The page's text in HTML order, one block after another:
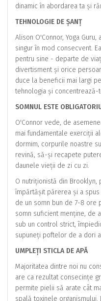
dinamic în abordarea ta și
TEHNOLOGIE DE ȘANȚ
Alison O'Connor, Yoga
singur în mod consecvent.
pentru sine - departe de
divertisment și orice
duce la beneficii mai largi
tehnologia și concentrează-
SOMNUL ESTE
O'Connor vede, de
mai fundamentale exerciții
dormim, corpurile noastre
revină, să-și recapete
daunele vieții de zi cu zi.
O nutriționistă din Brooklyn,
împărtășit părerea și a
de un somn bun de 7-8 ore
somn suficient menține, de
sub un control strict,
supuneți poftelor de a dori
UMPLEȚI STICLA DE APĂ
Majoritatea dintre noi nu
are ca rezultat consecințe
permite pielii să arate cât
spală toxinele